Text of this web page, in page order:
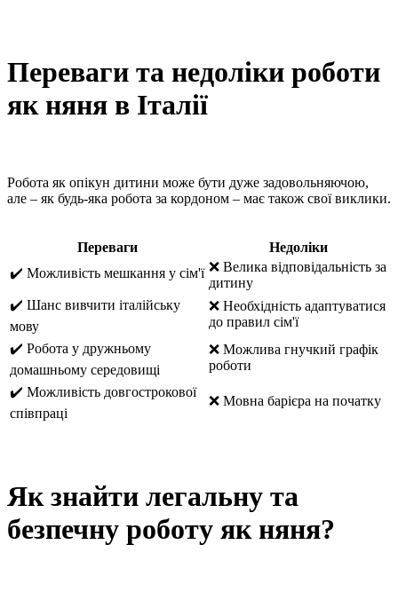
Переваги та недоліки роботи
як няня в Італії
Робота як опікун дитини може бути дуже задовольняючою,
але – як будь-яка робота за кордоном – має також свої виклики.
Переваги
Недоліки
✔️ Можливість мешкання у сім'ї ❌ Велика відповідальність за
дитину
✔️ Шанс вивчити італійську
мову
❌ Необхідність адаптуватися
до правил сім'ї
✔️ Робота у дружньому
домашньому середовищі
❌ Можлива гнучкий графік
роботи
✔️ Можливість довгострокової
співпраці
❌ Мовна барієра на початку
Як знайти легальну та
безпечну роботу як няня?